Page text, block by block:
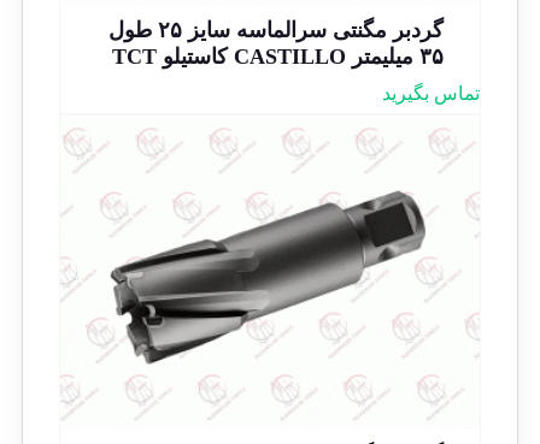
گردبر مگنتی سرالماسه سایز ۲۵ طول
۳۵ میلیمتر CASTILLO کاستیلو TCT
تماس بگیرید